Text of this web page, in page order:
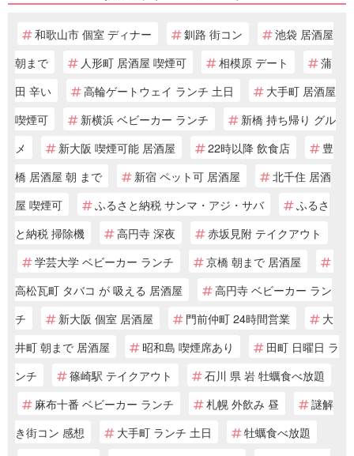
和歌山市 個室 ディナー 釧路 街コン
池袋 居酒屋
朝まで
人形町 居酒屋 喫煙可 相模原 デート
蒲
田 辛い
高輪ゲートウェイ ランチ 土日
大手町 居酒屋
喫煙可
新横浜 ベビーカー ランチ
新橋 持ち帰り グル
メ
新大阪 喫煙可能 居酒屋 22時以降 飲食店
豊
橋 居酒屋 朝 まで
新宿 ペット可 居酒屋
北千住 居酒
屋 喫煙可
ふるさと納税 サンマ・アジ・サバ
ふるさ
と納税 掃除機
高円寺 深夜
赤坂見附 テイクアウト
学芸大学 ベビーカー ランチ
京橋 朝まで 居酒屋
高松瓦町 タバコ が 吸える 居酒屋
高円寺 ベビーカー ラン
チ
新大阪 個室 居酒屋 門前仲町 24時間営業
大
井町 朝まで 居酒屋
昭和島 喫煙席あり
田町 日曜日 ラ
ンチ
篠崎駅 テイクアウト
石川 県 岩 牡蠣食べ放題
麻布十番 ベビーカー ランチ
札幌 外飲み 昼
謎解
き街コン 感想
大手町 ランチ 土日
牡蠣食べ放題